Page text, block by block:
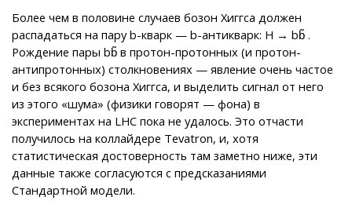
Более чем в половине случаев бозон Хиггса должен
распадаться на пару b-кварк — b-антикварк: Н → bb̃ .
Рождение пары bb̃ в протон-протонных (и протон-
антипротонных) столкновениях — явление очень частое
и без всякого бозона Хиггса, и выделить сигнал от него
из этого «шума» (физики говорят — фона) в
экспериментах на LHC пока не удалось. Это отчасти
получилось на коллайдере Tevatron, и, хотя
статистическая достоверность там заметно ниже, эти
данные также согласуются с предсказаниями
Стандартной модели.